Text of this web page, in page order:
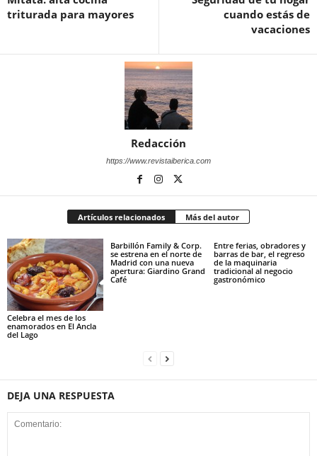
triturada para mayores
cuando estás de
vacaciones
Redacción
https://www.revistaiberica.com
Artículos relacionados Más del autor
Celebra el mes de los
enamorados en El Ancla
del Lago
Barbillón Family & Corp.
se estrena en el norte de
Madrid con una nueva
apertura: Giardino Grand
Café
Entre ferias, obradores y
barras de bar, el regreso
de la maquinaria
tradicional al negocio
gastronómico
DEJA UNA RESPUESTA